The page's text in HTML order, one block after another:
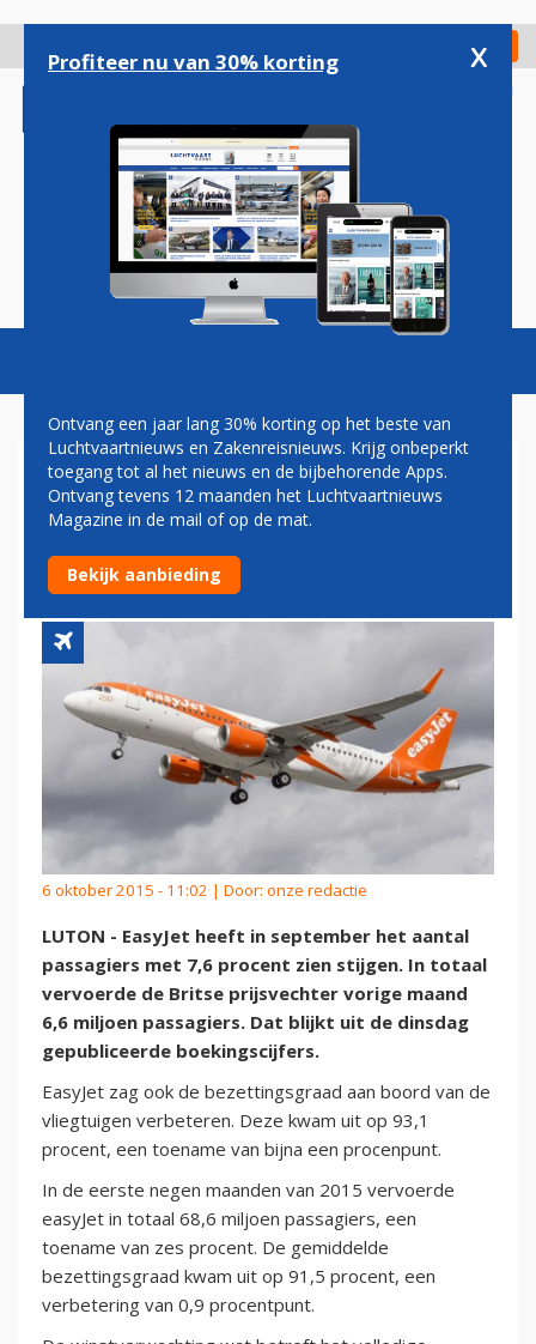
gaan
Check in
Magazine Podcasts Vacatures
MEER PASSAGIERS EN
HOGERE BEZETTINGSGRAAD
EASYJET
6 oktober 2015 - 11:02 | Door: onze redactie
LUTON - EasyJet heeft in september het aantal
passagiers met 7,6 procent zien stijgen. In totaal
vervoerde de Britse prijsvechter vorige maand
6,6 miljoen passagiers. Dat blijkt uit de dinsdag
gepubliceerde boekingscijfers.
EasyJet zag ook de bezettingsgraad aan boord van de
vliegtuigen verbeteren. Deze kwam uit op 93,1
procent, een toename van bijna een procenpunt.
In de eerste negen maanden van 2015 vervoerde
easyJet in totaal 68,6 miljoen passagiers, een
toename van zes procent. De gemiddelde
bezettingsgraad kwam uit op 91,5 procent, een
verbetering van 0,9 procentpunt.
Profiteer nu van 30% korting x
Ontvang een jaar lang 30% korting op het beste van
Luchtvaartnieuws en Zakenreisnieuws. Krijg onbeperkt
toegang tot al het nieuws en de bijbehorende Apps.
Ontvang tevens 12 maanden het Luchtvaartnieuws
Magazine in de mail of op de mat.
Bekijk aanbieding